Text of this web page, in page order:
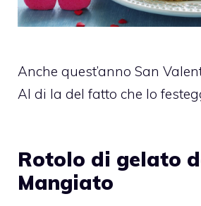
Anche quest’anno San
Al di la del fatto che lo
Rotolo di gelato
Mangiato